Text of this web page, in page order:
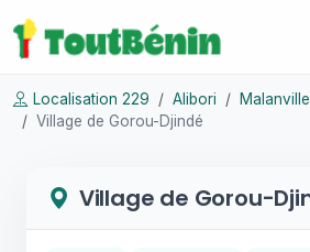
Localisation 229 Alibori Malanville
Village de Gorou-Djindé
Village de Gorou-